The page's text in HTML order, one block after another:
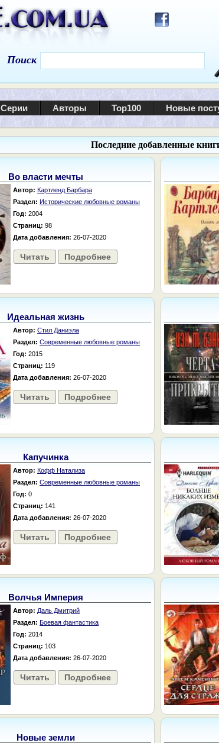
Поиск
Серии Авторы Top100 Новые
Последние добавленные
Во власти мечты
Автор: Картленд Барбара
Раздел: Исторические любовные романы
Год: 2004
Страниц: 98
Дата добавления: 26-07-2020
Читать Подробнее
Идеальная жизнь
Автор: Стил Даниэла
Раздел: Современные любовные романы
Год: 2015
Страниц: 119
Дата добавления: 26-07-2020
Читать Подробнее
Капучинка
Автор: Кофф Натализа
Раздел: Современные любовные романы
Год: 0
Страниц: 141
Дата добавления: 26-07-2020
Читать Подробнее
Волчья Империя
Автор: Даль Дмитрий
Раздел: Боевая фантастика
Год: 2014
Страниц: 103
Дата добавления: 26-07-2020
Читать Подробнее
Новые земли